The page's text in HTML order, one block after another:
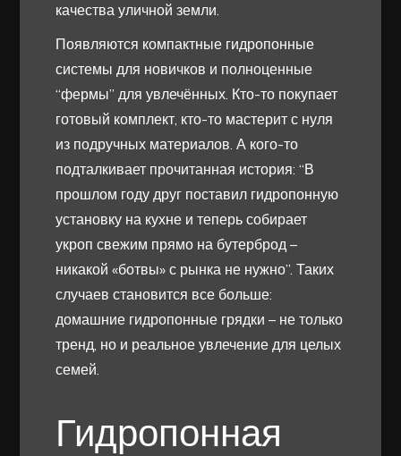
качества уличной земли.
Появляются компактные гидропонные
системы для новичков и полноценные
“фермы” для увлечённых. Кто-то покупает
готовый комплект, кто-то мастерит с нуля
из подручных материалов. А кого-то
подталкивает прочитанная история: “В
прошлом году друг поставил гидропонную
установку на кухне и теперь собирает
укроп свежим прямо на бутерброд –
никакой «ботвы» с рынка не нужно”. Таких
случаев становится все больше:
домашние гидропонные грядки – не только
тренд, но и реальное увлечение для целых
семей.
Гидропонная